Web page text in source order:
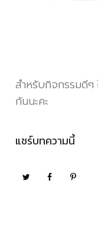
สำหรับกิจกรรมดีๆ
กันนะคะ
แชร์บทความนี้